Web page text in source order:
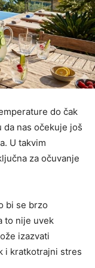
do čak
nas očekuje još
U takvim
za očuvanje
bi se brzo
to nije uvek
izazvati
i kratkotrajni stres